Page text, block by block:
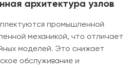
архитектура узлов
промышленной
механикой, что отличает
моделей. Это снижает
обслуживание и